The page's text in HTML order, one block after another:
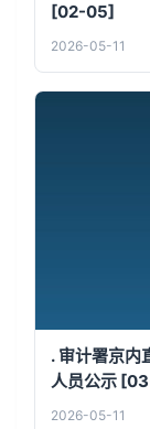
[02-05]
2026-05-11
. 审计署京内
人员公示
2026-05-11